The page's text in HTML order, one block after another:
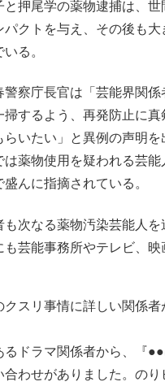
押尾学の薬物逮捕は、世
パクトを与え、その後も大
る。
察庁長官は「芸能界関係
掃するよう、再発防止に真
らいたい」と異例の声明を
は薬物使用を疑われる芸能
んに指摘されている。
次なる薬物汚染芸能人を
も芸能事務所やテレビ、映
スリ事情に詳しい関係者
るドラマ関係者から、『
合わせがありました。の